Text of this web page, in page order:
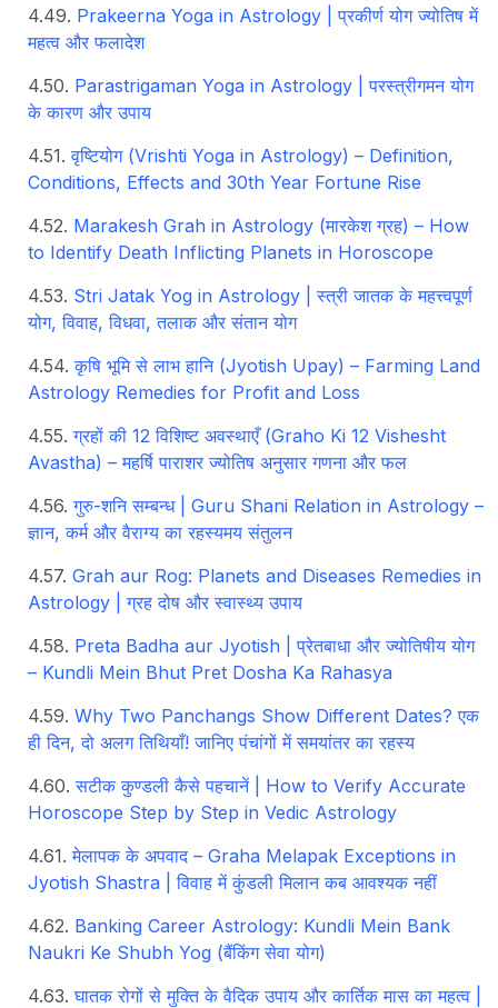
Prakeerna Yoga in Astrology | प्रकीर्ण योग ज्योतिष में
महत्व और फलादेश
Parastrigaman Yoga in Astrology | परस्त्रीगमन योग
के कारण और उपाय
वृष्टियोग (Vrishti Yoga in Astrology) – Definition,
Conditions, Effects and 30th Year Fortune Rise
Marakesh Grah in Astrology (मारकेश ग्रह) – How
to Identify Death Inflicting Planets in Horoscope
Stri Jatak Yog in Astrology | स्त्री जातक के महत्त्वपूर्ण
योग, विवाह, विधवा, तलाक और संतान योग
कृषि भूमि से लाभ हानि (Jyotish Upay) – Farming Land
Astrology Remedies for Profit and Loss
ग्रहों की 12 विशिष्ट अवस्थाएँ (Graho Ki 12 Vishesht
Avastha) – महर्षि पाराशर ज्योतिष अनुसार गणना और फल
गुरु-शनि सम्बन्ध | Guru Shani Relation in Astrology –
ज्ञान, कर्म और वैराग्य का रहस्यमय संतुलन
Grah aur Rog: Planets and Diseases Remedies in
Astrology | ग्रह दोष और स्वास्थ्य उपाय
Preta Badha aur Jyotish | प्रेतबाधा और ज्योतिषीय योग
– Kundli Mein Bhut Pret Dosha Ka Rahasya
Why Two Panchangs Show Different Dates? एक
ही दिन, दो अलग तिथियाँ! जानिए पंचांगों में समयांतर का रहस्य
सटीक कुण्डली कैसे पहचानें | How to Verify Accurate
Horoscope Step by Step in Vedic Astrology
मेलापक के अपवाद – Graha Melapak Exceptions in
Jyotish Shastra | विवाह में कुंडली मिलान कब आवश्यक नहीं
Banking Career Astrology: Kundli Mein Bank
Naukri Ke Shubh Yog (बैंकिंग सेवा योग)
घातक रोगों से मुक्ति के वैदिक उपाय और कार्तिक मास का महत्व |